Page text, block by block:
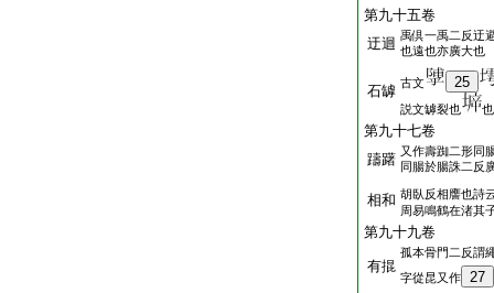
第九十五卷
迂迴 禹倶一禹二反迂
也遠也亦廣大也
石罅 古文 25
説文罅裂也
第九十七卷
躊躇 又作壽踟二形同
同腸於腸誅二反
相和 胡臥反相譍也詩
周易鳴鶴在渚其
第九十九卷
有掍
孤本骨門二反謂
字從昆又作
27